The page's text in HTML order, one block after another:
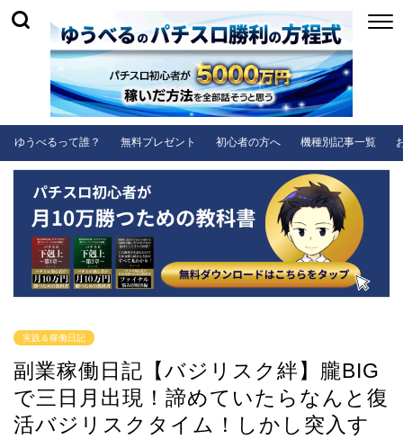
ゆうべるって誰？ 無料プレゼント 初心者の方へ 機種別記事一覧
実践＆稼働日記
副業稼働日記【バジリスク絆】朧BIG
で三日月出現！諦めていたらなんと復
活バジリスクタイム！しかし突入す